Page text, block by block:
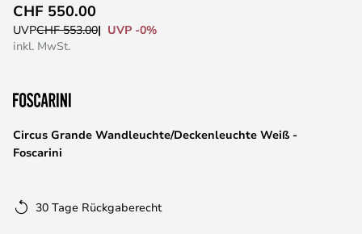
Anfang
der
Circus Grande Wandleuchte/Deckenleuchte Weiß -
Foscarini
CHF 550.00
UVPCHF 553.00
UVP -0%
inkl. MwSt.
30 Tage Rückgaberecht